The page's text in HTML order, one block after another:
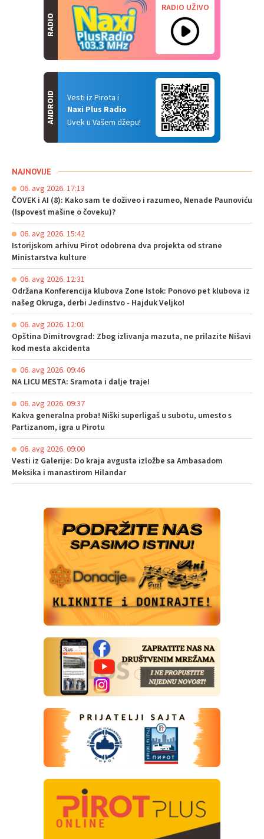
RADIO
RADIO UŽIVO
Vesti iz Pirota i
Naxi Plus Radio
Uvek u Vašem džepu!
ANDROID
NAJNOVIJE
06. avg 2026. 17:13
ČOVEK i AI (8): Kako sam te doživeo i razumeo, Nenade Paunoviću
(Ispovest mašine o čoveku)?
06. avg 2026. 15:42
Istorijskom arhivu Pirot odobrena dva projekta od strane
Ministarstva kulture
06. avg 2026. 12:31
Održana Konferencija klubova Zone Istok: Ponovo pet klubova iz
našeg Okruga, derbi Jedinstvo - Hajduk Veljko!
06. avg 2026. 12:01
Opština Dimitrovgrad: Zbog izlivanja mazuta, ne prilazite Nišavi
kod mesta akcidenta
06. avg 2026. 09:46
NA LICU MESTA: Sramota i dalje traje!
06. avg 2026. 09:37
Kakva generalna proba! Niški superligaš u subotu, umesto s
Partizanom, igra u Pirotu
06. avg 2026. 09:00
Vesti iz Galerije: Do kraja avgusta izložbe sa Ambasadom
Meksika i manastirom Hilandar